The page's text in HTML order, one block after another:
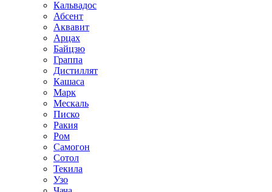
Кальвадос
Абсент
Аквавит
Арцах
Байцзю
Граппа
Дистиллят
Кашаса
Марк
Мескаль
Писко
Ракия
Ром
Самогон
Сотол
Текила
Узо